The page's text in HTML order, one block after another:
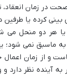
در زمان
کرده یا طرفین
هر دو منحل می
نمی شود؛
و از زمان
آینده نظر دارد